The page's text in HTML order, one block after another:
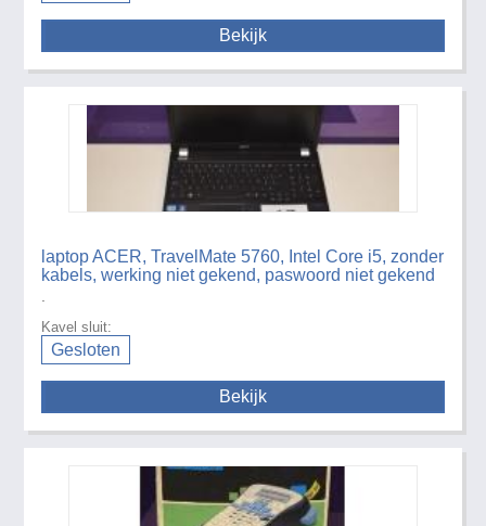
Bekijk
laptop ACER, TravelMate 5760, Intel Core i5, zonder
kabels, werking niet gekend, paswoord niet gekend
Kavel sluit:
Gesloten
Bekijk